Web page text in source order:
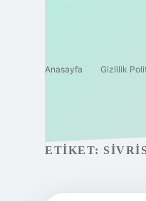
Anasayfa Gizlilik
ETIKET: